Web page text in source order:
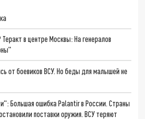
в центре Москвы: На генералов
от боевиков ВСУ. Но беды для малышей не
Большая ошибка Palantir в России. Страны
поставки оружия. ВСУ теряют